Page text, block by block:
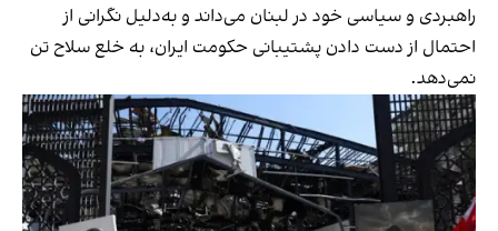
راهبردی و سیاسی خود در لبنان می‌داند و به‌دلیل نگرانی از
احتمال از دست دادن پشتیبانی حکومت ایران، به خلع سلاح تن
نمی‌دهد.